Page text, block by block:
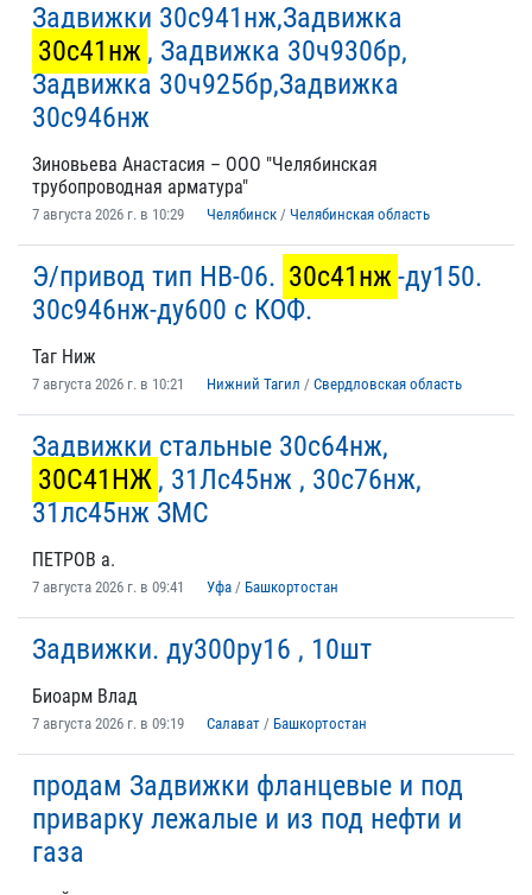
Задвижки 30с941нж,Задвижка
30с41нж , Задвижка 30ч930бр,
Задвижка 30ч925бр,Задвижка
30с946нж
Зиновьева Анастасия – ООО "Челябинская
трубопроводная арматура"
7 августа 2026 г. в 10:29 Челябинск / Челябинская область
Э/привод тип НВ-06. 30с41нж-ду150.
30с946нж-ду600 с КОФ.
Таг Ниж
7 августа 2026 г. в 10:21 Нижний Тагил / Свердловская область
Задвижки стальные 30с64нж,
30С41НЖ , 31Лс45нж , 30с76нж,
31лс45нж ЗМС
ПЕТРОВ а.
7 августа 2026 г. в 09:41 Уфа / Башкортостан
Задвижки. ду300ру16 , 10шт
Биоарм Влад
7 августа 2026 г. в 09:19 Салават / Башкортостан
продам Задвижки фланцевые и под
приварку лежалые и из под нефти и
газа